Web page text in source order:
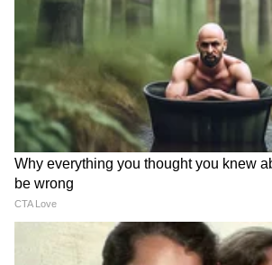
मायलेज देते. **देखभाल:** हिचा
फक्त 6,500 ते 8,500 रुपयांच्या
स्पेअर पार्ट्स देशात कुठेही सहज